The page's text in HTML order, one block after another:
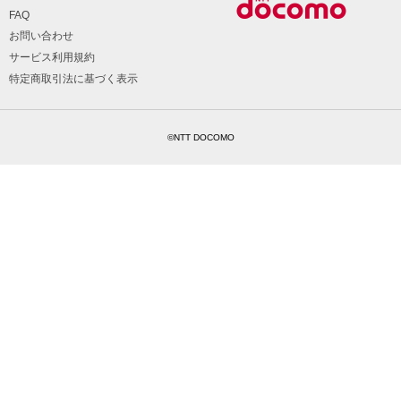
FAQ
お問い合わせ
サービス利用規約
特定商取引法に基づく表示
©NTT DOCOMO